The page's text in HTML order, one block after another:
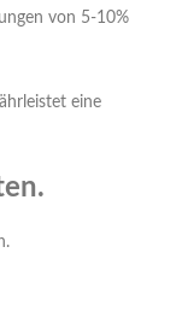
von 5-10%
eine